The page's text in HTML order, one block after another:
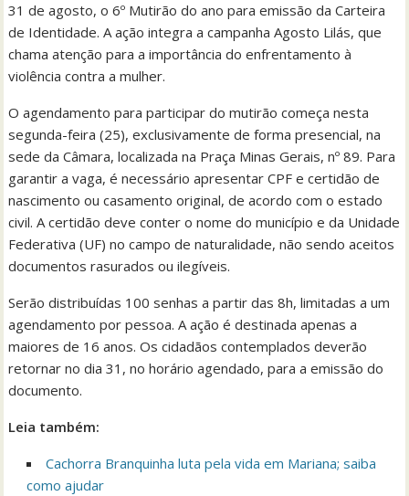
31 de agosto, o 6º Mutirão do ano para emissão da Carteira
de Identidade. A ação integra a campanha Agosto Lilás, que
chama atenção para a importância do enfrentamento à
violência contra a mulher.
O agendamento para participar do mutirão começa nesta
segunda-feira (25), exclusivamente de forma presencial, na
sede da Câmara, localizada na Praça Minas Gerais, nº 89. Para
garantir a vaga, é necessário apresentar CPF e certidão de
nascimento ou casamento original, de acordo com o estado
civil. A certidão deve conter o nome do município e da Unidade
Federativa (UF) no campo de naturalidade, não sendo aceitos
documentos rasurados ou ilegíveis.
Serão distribuídas 100 senhas a partir das 8h, limitadas a um
agendamento por pessoa. A ação é destinada apenas a
maiores de 16 anos. Os cidadãos contemplados deverão
retornar no dia 31, no horário agendado, para a emissão do
documento.
Leia também:
Cachorra Branquinha luta pela vida em Mariana; saiba
como ajudar